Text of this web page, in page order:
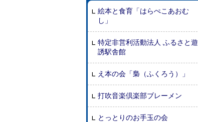
絵本と食育「はらぺこあおむ
し」
特定非営利活動法人 ふるさと遊
誘駅舎館
え本の会「梟（ふくろう）」
打吹音楽倶楽部ブレーメン
とっとりのお手玉の会